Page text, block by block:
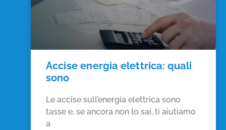
Accise energia elettrica: quali
sono
Le accise sull’energia elettrica sono
tasse e, se ancora non lo sai, ti aiutiamo
a